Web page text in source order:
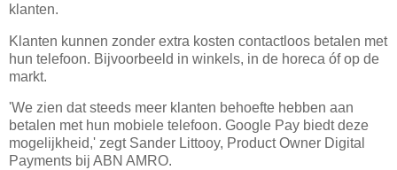
klanten.
Klanten kunnen zonder extra kosten contactloos betalen met
hun telefoon. Bijvoorbeeld in winkels, in de horeca óf op de
markt.
'We zien dat steeds meer klanten behoefte hebben aan
betalen met hun mobiele telefoon. Google Pay biedt deze
mogelijkheid,' zegt Sander Littooy, Product Owner Digital
Payments bij ABN AMRO.